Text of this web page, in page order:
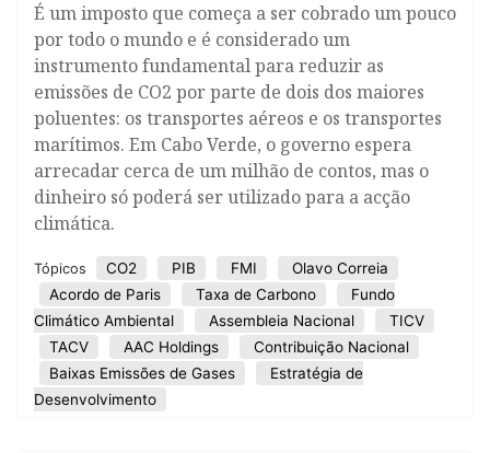
É um imposto que começa a ser cobrado um pouco
por todo o mundo e é considerado um
instrumento fundamental para reduzir as
emissões de CO2 por parte de dois dos maiores
poluentes: os transportes aéreos e os transportes
marítimos. Em Cabo Verde, o governo espera
arrecadar cerca de um milhão de contos, mas o
dinheiro só poderá ser utilizado para a acção
climática.
Tópicos CO2 PIB FMI
Olavo Correia
Acordo de Paris
Taxa de Carbono
Fundo
Climático Ambiental
Assembleia Nacional
TICV
TACV
AAC Holdings
Contribuição Nacional
Baixas Emissões de Gases
Estratégia de
Desenvolvimento